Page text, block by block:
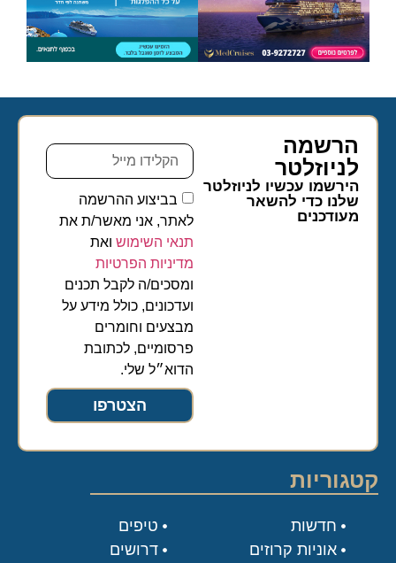
הרשמה
לניוזלטר​
הירשמו עכשיו לניוזלטר
שלנו כדי להשאר
מעודכנים
בביצוע ההרשמה
לאתר, אני מאשר/ת את
תנאי השימושואת
מדיניות הפרטיות
ומסכים/ה לקבל תכנים
ועדכונים, כולל מידע על
מבצעים וחומרים
פרסומיים, לכתובת
הדוא״ל שלי.
הצטרפו
קטגוריות
טיפים
דרושים
חדשות
אוניות קרוזים